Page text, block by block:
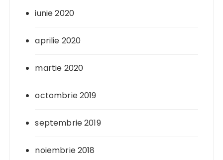
iunie 2020
aprilie 2020
martie 2020
octombrie 2019
septembrie 2019
noiembrie 2018